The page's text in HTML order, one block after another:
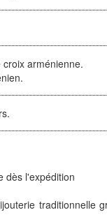
arménienne.
dès l'expédition
traditionnelle